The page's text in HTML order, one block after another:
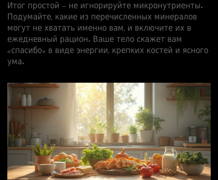
Итог простой – не игнорируйте микронутриенты.
Подумайте, какие из перечисленных минералов
могут не хватать именно вам, и включите их в
ежедневный рацион. Ваше тело скажет вам
«спасибо» в виде энергии, крепких костей и ясного
ума.